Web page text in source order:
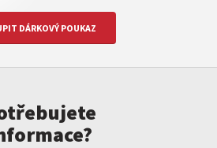
DÁRKOVÝ POUKAZ